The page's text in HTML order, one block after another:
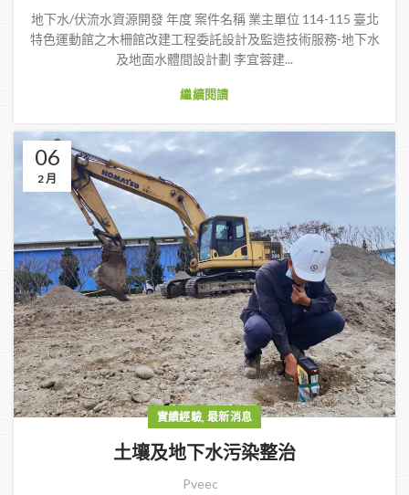
地下水/伏流水資源開發 年度 案件名稱 業主單位 114-115 臺北
特色運動館之木柵館改建工程委託設計及監造技術服務-地下水
及地面水體間設計劃 李宜蓉建...
繼續閱讀
06
2 月
實績經驗, 最新消息
土壤及地下水污染整治
Pveec